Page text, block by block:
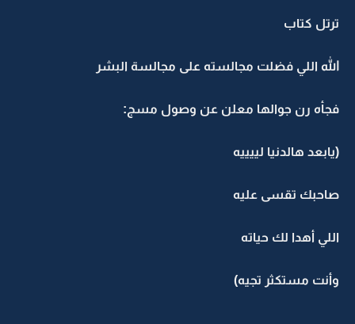
ترتل كتاب
الله اللي فضلت مجالسته على مجالسة البشر
فجأه رن جوالها معلن عن وصول مسج:
(يابعد هالدنيا لييييه
صاحبك تقسى عليه
اللي أهدا لك حياته
وأنت مستكثر تجيه)